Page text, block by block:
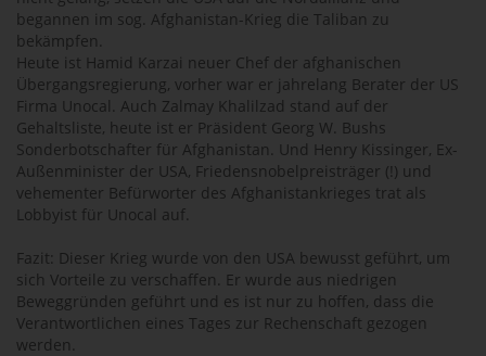
begannen im sog. Afghanistan-Krieg die Taliban zu
bekämpfen.
Heute ist Hamid Karzai neuer Chef der afghanischen
Übergangsregierung, vorher war er jahrelang Berater der US
Firma Unocal. Auch Zalmay Khalilzad stand auf der
Gehaltsliste, heute ist er Präsident Georg W. Bushs
Sonderbotschafter für Afghanistan. Und Henry Kissinger, Ex-
Außenminister der USA, Friedensnobelpreisträger (!) und
vehementer Befürworter des Afghanistankrieges trat als
Lobbyist für Unocal auf.
Fazit: Dieser Krieg wurde von den USA bewusst geführt, um
sich Vorteile zu verschaffen. Er wurde aus niedrigen
Beweggründen geführt und es ist nur zu hoffen, dass die
Verantwortlichen eines Tages zur Rechenschaft gezogen
werden.